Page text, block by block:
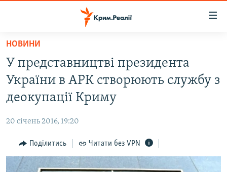
Перейти
основного
матеріалу
Перейти
до
основної
Перейти
до
пошуку
ВОДА.КРИМ
ВІДЕО ТА ФОТО
БЛОГИ
ПОГЛЯД
ІНТЕРВ'Ю
НОВИНИ
У представництві президента
України в АРК створюють службу з
деокупації Криму
20 січень 2016, 19:20
Поділитись Читати без VPN